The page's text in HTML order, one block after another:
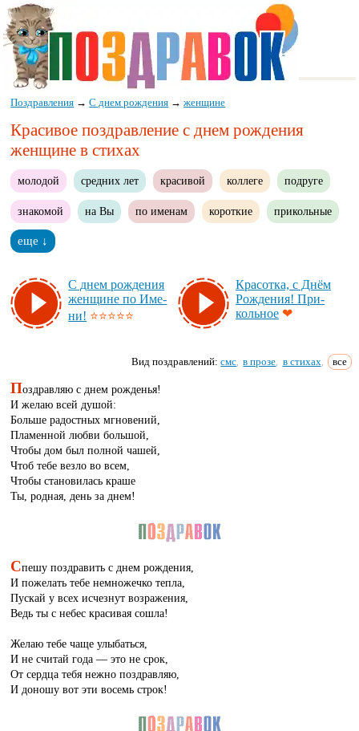
Поздравления →С днем рождения →женщине
Красивое поздравление с днем рождения
женщине в стихах
молодой средних лет красивой коллеге подруге
знакомой на Вы по именам короткие прикольные
еще ↓
С днем рож­де­ния
жен­щи­не по Име­
ни! ⭐⭐⭐⭐⭐
Кра­сот­ка, с Днём
Рож­де­ния! При­
коль­ное ❤
Вид поздравлений:смс в прозе в стихах все
Поздравляю с днем рожденья!
И желаю всей душой:
Больше радостных мгновений,
Пламенной любви большой,
Чтобы дом был полной чашей,
Чтоб тебе везло во всем,
Чтобы становилась краше
Ты, родная, день за днем!
Спешу поздравить с днем рождения,
И пожелать тебе немножечко тепла,
Пускай у всех исчезнут возражения,
Ведь ты с небес красивая сошла!
Желаю тебе чаще улыбаться,
И не считай года — это не срок,
От сердца тебя нежно поздравляю,
И доношу вот эти восемь строк!